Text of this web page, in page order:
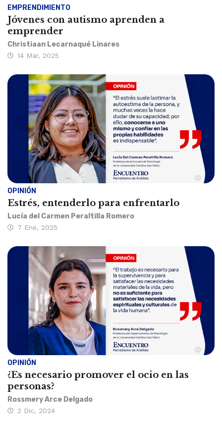
EMPRENDIMIENTO
Jóvenes con autismo aprenden a
emprender
Christiaan Lecarnaqué Linares
14 Mar, 2025
OPINIÓN
Estrés, entenderlo para enfrentarlo
Lucía del Carmen Peraltilla Romero
7 Ene, 2025
OPINIÓN
¿Es necesario promover el ocio en las
personas?
Rossmery Arce Delgado
2 Dic, 2024